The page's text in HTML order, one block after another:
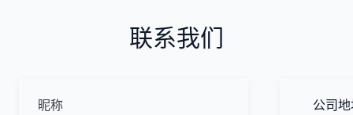
联系我们
昵称
公司